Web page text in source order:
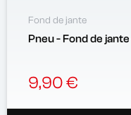
Fond de jante
9,90 €